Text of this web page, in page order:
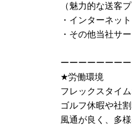
（魅力的な送客
・インターネッ
・その他当社サ
ーーーーーーーー
★労働環境
フレックスタイ
ゴルフ休暇や社
風通が良く、多